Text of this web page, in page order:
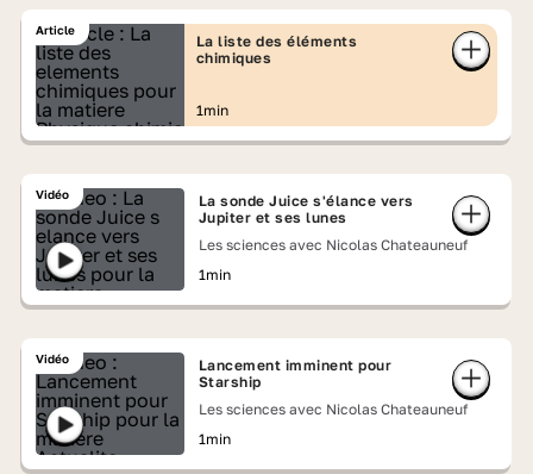
Article
La liste des éléments
chimiques
1min
Vidéo
La sonde Juice s'élance vers
Jupiter et ses lunes
Les sciences avec Nicolas Chateauneuf
1min
Vidéo
Lancement imminent pour
Starship
Les sciences avec Nicolas Chateauneuf
1min